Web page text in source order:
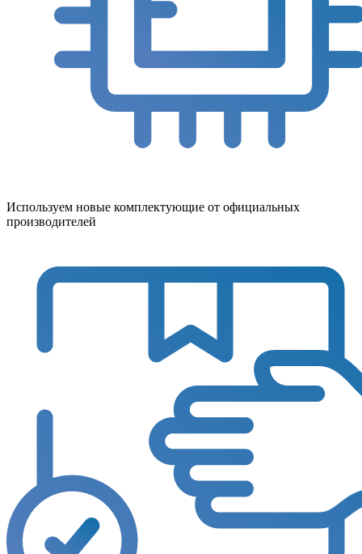
Используем новые комплектующие от официальных
производителей